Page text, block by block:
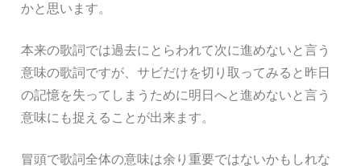
かと思います。
本来の歌詞では過去にとらわれて次に進めないと言う
意味の歌詞ですが、サビだけを切り取ってみると昨日
の記憶を失ってしまうために明日へと進めないと言う
意味にも捉えることが出来ます。
冒頭で歌詞全体の意味は余り重要ではないかもしれな